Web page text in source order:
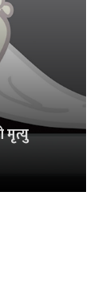
मृत्यु